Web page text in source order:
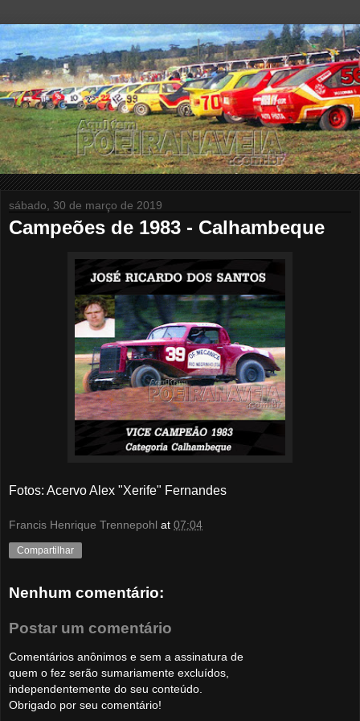
sábado, 30 de março de 2019
Campeões de 1983 - Calhambeque
Fotos: Acervo Alex "Xerife" Fernandes
Francis Henrique Trennepohl at 07:04
Compartilhar
Nenhum comentário:
Postar um comentário
Comentários anônimos e sem a assinatura de
quem o fez serão sumariamente excluídos,
independentemente do seu conteúdo.
Obrigado por seu comentário!